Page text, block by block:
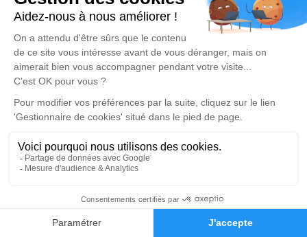
Faire-part Hommages
poèmes ou des textes. Cet endroit est un lieu
d'expression dédié à honorer la mémoire de Jean
Marie SEGARD.
Un service de plantation d’arbre hommage est
disponible ici.
Je rends hommage
Cérémonie religieuse
Église Sainte Thérèse de l'Enfant Jésus de
Wattrelos